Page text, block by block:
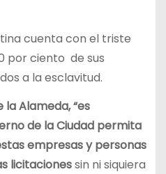
cuenta con el triste
por ciento de sus
a la esclavitud.
la Alameda, “es
de la Ciudad permita
empresas y personas
licitacionessin ni siquiera